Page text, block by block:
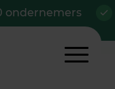
Al